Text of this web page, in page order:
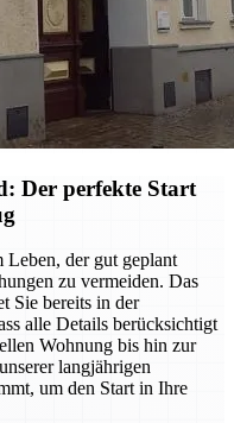
Der perfekte Start
der gut geplant
zu vermeiden. Das
Sie bereits in der
alle Details berücksichtigt
Wohnung bis hin zur
langjährigen
um den Start in Ihre